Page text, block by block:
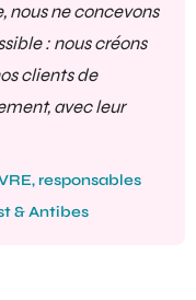
nous ne concevons
: nous créons
clients de
avec leur
responsables
& Antibes